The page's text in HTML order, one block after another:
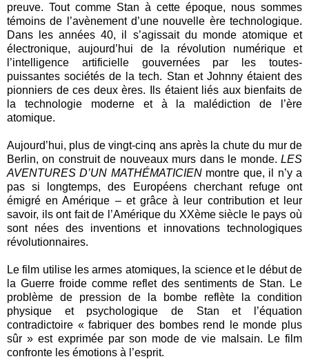
preuve. Tout comme Stan à cette époque, nous sommes
témoins de l’avènement d’une nouvelle ère technologique.
Dans les années 40, il s’agissait du monde atomique et
électronique, aujourd’hui de la révolution numérique et
l’intelligence artificielle gouvernées par les toutes-
puissantes sociétés de la tech. Stan et Johnny étaient des
pionniers de ces deux ères. Ils étaient liés aux bienfaits de
la technologie moderne et à la malédiction de l’ère
atomique.
Aujourd’hui, plus de vingt-cinq ans après la chute du mur de
Berlin, on construit de nouveaux murs dans le monde. LES
AVENTURES D’UN MATHÉMATICIENmontre que, il n’y a
pas si longtemps, des Européens cherchant refuge ont
émigré en Amérique – et grâce à leur contribution et leur
savoir, ils ont fait de l’Amérique du XXème siècle le pays où
sont nées des inventions et innovations technologiques
révolutionnaires.
Le film utilise les armes atomiques, la science et le début de
la Guerre froide comme reflet des sentiments de Stan. Le
problème de pression de la bombe reflète la condition
physique et psychologique de Stan et l’équation
contradictoire « fabriquer des bombes rend le monde plus
sûr » est exprimée par son mode de vie malsain. Le film
confronte les émotions à l’esprit.